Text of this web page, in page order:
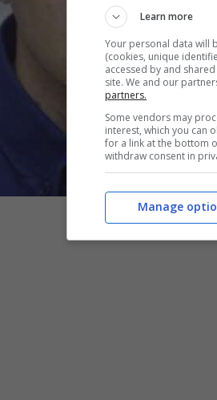
Learn more
Your personal data will
(cookies, unique
accessed by and
site. We and our
partners.
Some vendors may
interest, which you can
for a link at the bottom
withdraw consent in
Manage